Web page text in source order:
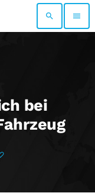
search menu
bei